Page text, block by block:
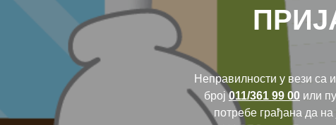
Неправилности у вези са
број011/361 99 00или
потребе грађана да на